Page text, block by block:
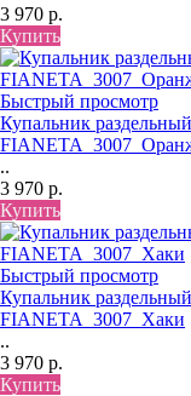
3 970 р.
Купить
Быстрый просмотр
Купальник
..
3 970 р.
Купить
Быстрый просмотр
Купальник
FIANETA_3007_Хаки
..
3 970 р.
Купить